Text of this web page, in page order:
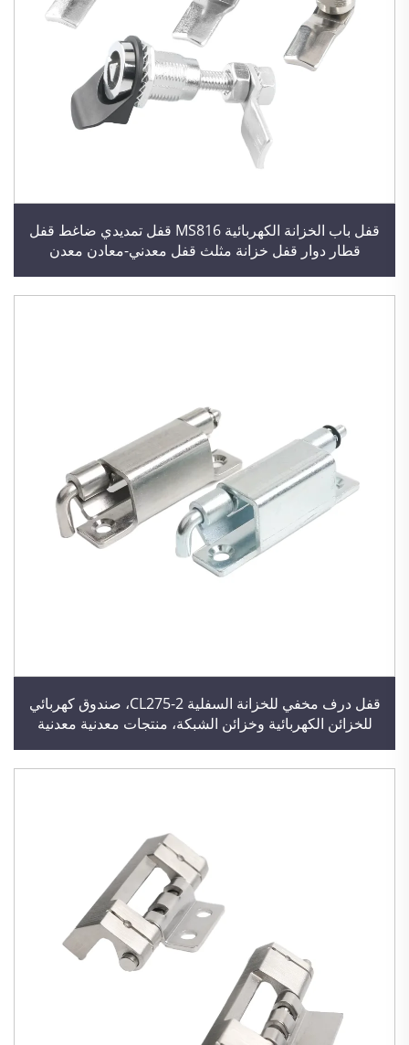
قفل باب الخزانة الكهربائية MS816 قفل تمديدي ضاغط قفل
قطار دوار قفل خزانة مثلث قفل معدني-معادن معدن
قفل درف مخفي للخزانة السفلية CL275-2، صندوق كهربائي
للخزائن الكهربائية وخزائن الشبكة، منتجات معدنية معدنية